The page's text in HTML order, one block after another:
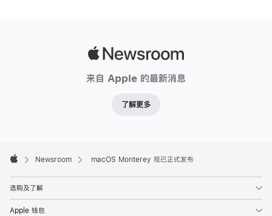
开
展
来自 Apple 的最新消息
了解更多
Footer

Newsroom macOS Monterey 现已正式发布
选购及了解
Apple 钱包